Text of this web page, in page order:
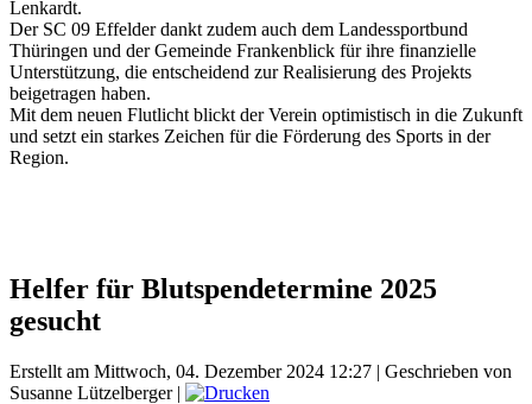
Lenkardt.
Der SC 09 Effelder dankt zudem auch dem Landessportbund
Thüringen und der Gemeinde Frankenblick für ihre finanzielle
Unterstützung, die entscheidend zur Realisierung des Projekts
beigetragen haben.
Mit dem neuen Flutlicht blickt der Verein optimistisch in die Zukunft
und setzt ein starkes Zeichen für die Förderung des Sports in der
Region.
Helfer für Blutspendetermine 2025
gesucht
Erstellt am Mittwoch, 04. Dezember 2024 12:27 | Geschrieben von
Susanne Lützelberger|